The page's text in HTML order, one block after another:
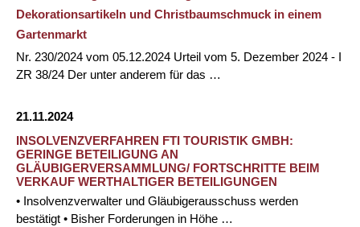
Dekorationsartikeln und Christbaumschmuck in einem
Gartenmarkt
Nr. 230/2024 vom 05.12.2024 Urteil vom 5. Dezember 2024 - I
ZR 38/24 Der unter anderem für das …
21.11.2024
INSOLVENZVERFAHREN FTI TOURISTIK GMBH:
GERINGE BETEILIGUNG AN
GLÄUBIGERVERSAMMLUNG/ FORTSCHRITTE BEIM
VERKAUF WERTHALTIGER BETEILIGUNGEN
• Insolvenzverwalter und Gläubigerausschuss werden
bestätigt • Bisher Forderungen in Höhe …